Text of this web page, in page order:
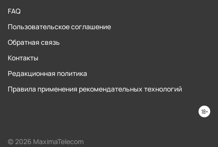
FAQ
Пользовательское соглашение
Обратная связь
Контакты
Редакционная политика
Правила применения рекомендательных технологий
© 2026 MaximaTelecom